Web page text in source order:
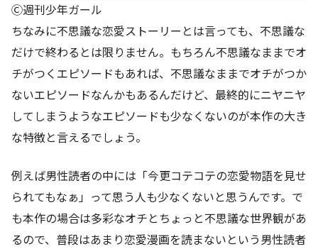
Ⓒ週刊少年ガール
ちなみに不思議な恋愛ストーリーとは言っても、不思議な
だけで終わるとは限りません。もちろん不思議なままでオ
チがつくエピソードもあれば、不思議なままでオチがつか
ないエピソードなんかもあるんだけど、最終的にニヤニヤ
してしまうようなエピソードも少なくないのが本作の大き
な特徴と言えるでしょう。
例えば男性読者の中には「今更コテコテの恋愛物語を見せ
られてもなぁ」って思う人も少なくないと思うんです。で
も本作の場合は多彩なオチとちょっと不思議な世界観があ
るので、普段はあまり恋愛漫画を読まないという男性読者